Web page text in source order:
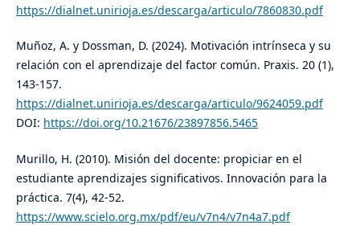
https://dialnet.unirioja.es/descarga/articulo/7860830.pdf
Muñoz, A. y Dossman, D. (2024). Motivación intrínseca y su
relación con el aprendizaje del factor común. Praxis. 20 (1),
143-157.
https://dialnet.unirioja.es/descarga/articulo/9624059.pdf
DOI: https://doi.org/10.21676/23897856.5465
Murillo, H. (2010). Misión del docente: propiciar en el
estudiante aprendizajes significativos. Innovación para la
práctica. 7(4), 42-52.
https://www.scielo.org.mx/pdf/eu/v7n4/v7n4a7.pdf